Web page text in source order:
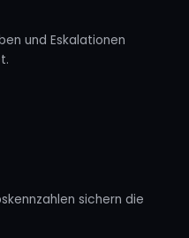
und Eskalationen
sichern die